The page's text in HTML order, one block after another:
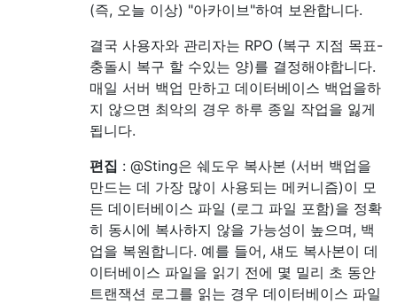
(즉, 오늘 이상) "아카이브"하여 보완합니다.
결국 사용자와 관리자는 RPO (복구 지점 목표-
충돌시 복구 할 수있는 양)를 결정해야합니다.
매일 서버 백업 만하고 데이터베이스 백업을하
지 않으면 최악의 경우 하루 종일 작업을 잃게
됩니다.
편집 : @Sting은 쉐도우 복사본 (서버 백업을
만드는 데 가장 많이 사용되는 메커니즘)이 모
든 데이터베이스 파일 (로그 파일 포함)을 정확
히 동시에 복사하지 않을 가능성이 높으며, 백
업을 복원합니다. 예를 들어, 섀도 복사본이 데
이터베이스 파일을 읽기 전에 몇 밀리 초 동안
트랜잭션 로그를 읽는 경우 데이터베이스 파일